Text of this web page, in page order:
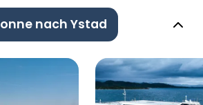
nach Ystad